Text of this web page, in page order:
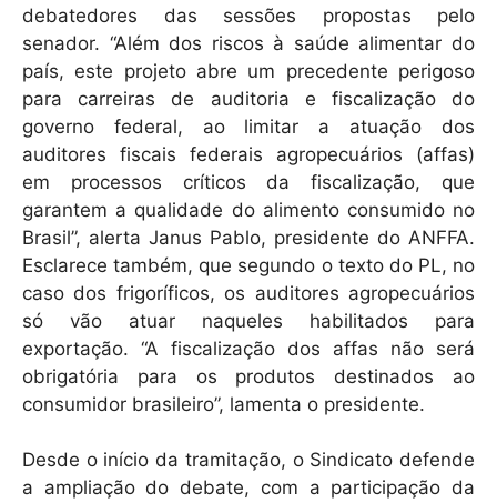
debatedores das sessões propostas pelo
senador. “Além dos riscos à saúde alimentar do
país, este projeto abre um precedente perigoso
para carreiras de auditoria e fiscalização do
governo federal, ao limitar a atuação dos
auditores fiscais federais agropecuários (affas)
em processos críticos da fiscalização, que
garantem a qualidade do alimento consumido no
Brasil”, alerta Janus Pablo, presidente do ANFFA.
Esclarece também, que segundo o texto do PL, no
caso dos frigoríficos, os auditores agropecuários
só vão atuar naqueles habilitados para
exportação. “A fiscalização dos affas não será
obrigatória para os produtos destinados ao
consumidor brasileiro”, lamenta o presidente.
Desde o início da tramitação, o Sindicato defende
a ampliação do debate, com a participação da